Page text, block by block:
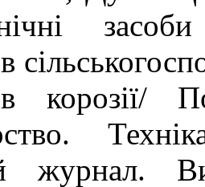
корозії/
журнал.